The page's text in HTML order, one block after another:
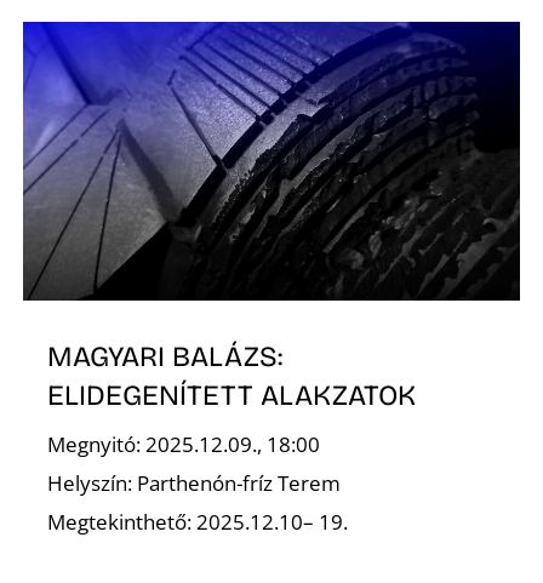
MAGYARI BALÁZS:
ELIDEGENÍTETT ALAKZATOK
Megnyitó: 2025.12.09., 18:00
Helyszín: Parthenón-fríz Terem
Megtekinthető: 2025.12.10– 19.